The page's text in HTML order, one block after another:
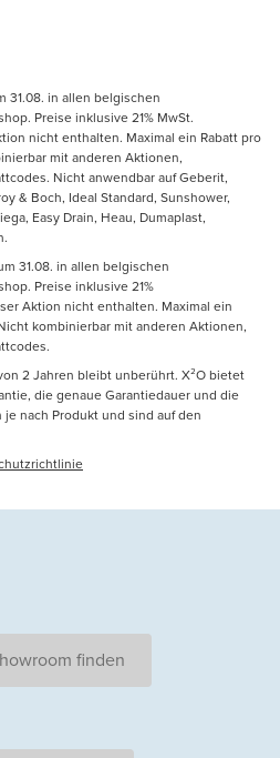
31.08. in allen belgischen
Preise inklusive 21% MwSt.
nicht enthalten. Maximal ein Rabatt pro
mit anderen Aktionen,
Nicht anwendbar auf Geberit,
& Boch, Ideal Standard, Sunshower,
Easy Drain, Heau, Dumaplast,
31.08. in allen belgischen
Preise inklusive 21%
Aktion nicht enthalten. Maximal ein
kombinierbar mit anderen Aktionen,
2 Jahren bleibt unberührt. X²O bietet
die genaue Garantiedauer und die
nach Produkt und sind auf den
finden